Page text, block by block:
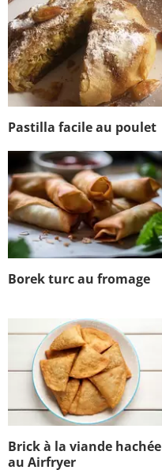
Pastilla facile au poulet
Borek turc au fromage
Brick à la viande hachée
au Airfryer